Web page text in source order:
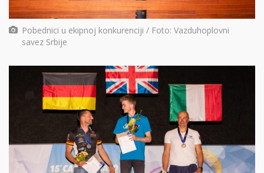
Pobednici u ekipnoj konkurenciji / Foto: Vazduhoplovni
savez Srbije